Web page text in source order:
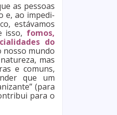
as pessoas
e, ao impedi-
estávamos
isso, fomos,
do
nosso mundo
mas
e comuns,
que um
(para
para o